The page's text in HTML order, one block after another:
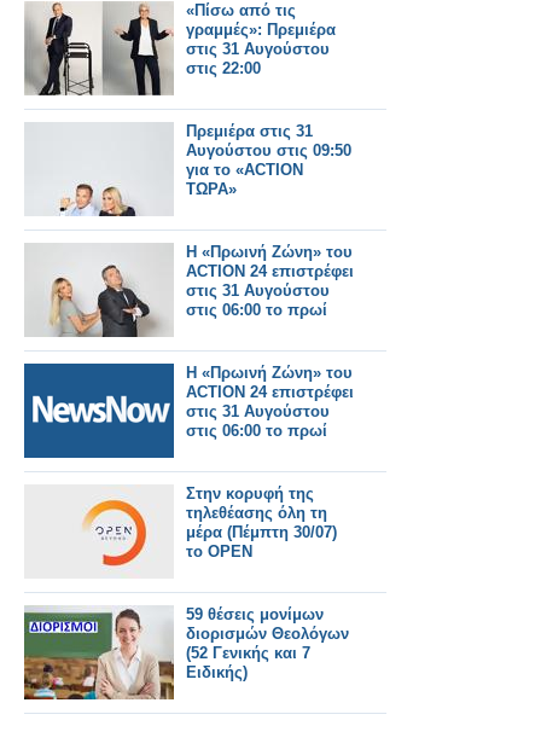
«Πίσω από τις
γραμμές»: Πρεμιέρα
στις 31 Αυγούστου
στις 22:00
Πρεμιέρα στις 31
Αυγούστου στις 09:50
για το «ACTION
ΤΩΡΑ»
Η «Πρωινή Ζώνη» του
ACTION 24 επιστρέφει
στις 31 Αυγούστου
στις 06:00 το πρωί
Η «Πρωινή Ζώνη» του
ACTION 24 επιστρέφει
στις 31 Αυγούστου
στις 06:00 το πρωί
Στην κορυφή της
τηλεθέασης όλη τη
μέρα (Πέμπτη 30/07)
το OPEN
59 θέσεις μονίμων
διορισμών Θεολόγων
(52 Γενικής και 7
Ειδικής)